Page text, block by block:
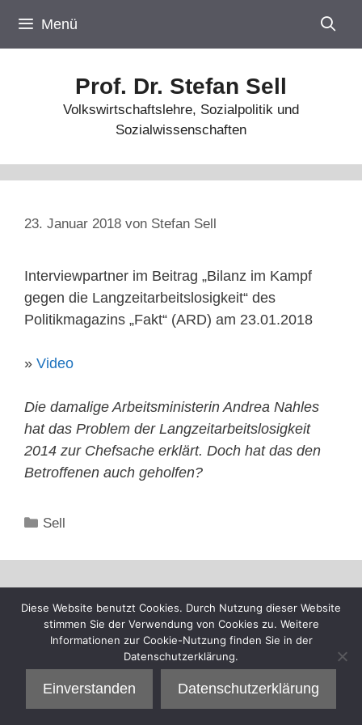
Inhalt
springen
Menü
Prof. Dr. Stefan Sell
Volkswirtschaftslehre, Sozialpolitik und
Sozialwissenschaften
23. Januar 2018 von Stefan Sell
Interviewpartner im Beitrag „Bilanz im Kampf
gegen die Langzeitarbeitslosigkeit“ des
Politikmagazins „Fakt“ (ARD) am 23.01.2018
» Video
Die damalige Arbeitsministerin Andrea Nahles
hat das Problem der Langzeitarbeitslosigkeit
2014 zur Chefsache erklärt. Doch hat das den
Betroffenen auch geholfen?
Kategorien
Sell
Diese Website benutzt Cookies. Durch Nutzung dieser Website
stimmen Sie der Verwendung von Cookies zu. Weitere
Informationen zur Cookie-Nutzung finden Sie in der
Datenschutzerklärung.
Einverstanden Datenschutzerklärung